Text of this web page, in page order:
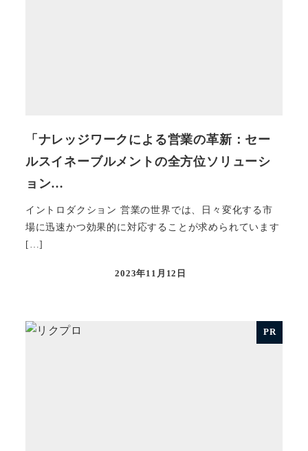
「ナレッジワークによる営業の革新：セー
ルスイネーブルメントの全方位ソリューシ
ョン…
イントロダクション 営業の世界では、日々変化する市
場に迅速かつ効果的に対応することが求められています
[…]
投稿日
2023年11月12日
PR